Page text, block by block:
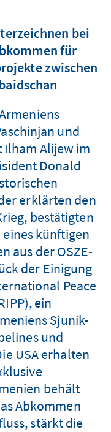
bei
für
zwischen
und
Ilham Alijew im
Donald
erklärten den
bestätigten
künftigen
aus der OSZE-
der Einigung
Peace
ein
Sjunik-
und
USA erhalten
behält
Abkommen
stärkt die